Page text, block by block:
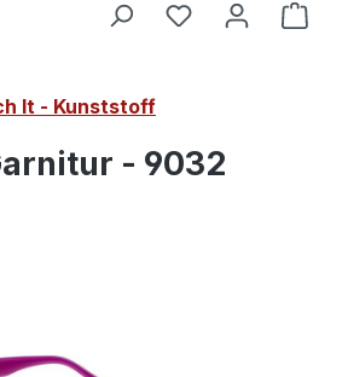
Du hast 0
It - Kunststoff
- 9032